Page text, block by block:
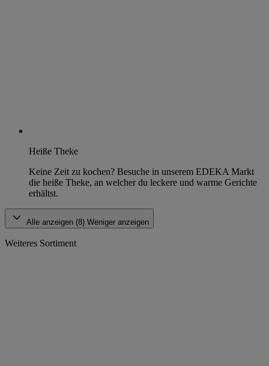
Heiße Theke
Keine Zeit zu kochen? Besuche in unserem EDEKA Markt
die heiße Theke, an welcher du leckere und warme Gerichte
erhältst.
Alle anzeigen (8) Weniger anzeigen
Weiteres Sortiment